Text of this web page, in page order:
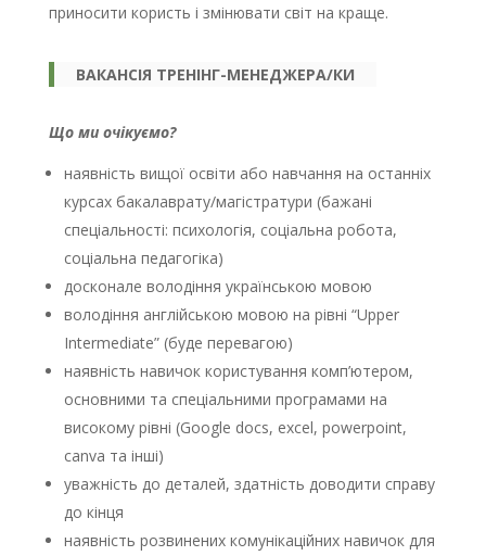
приносити користь і змінювати світ на краще.
ВАКАНСІЯ ТРЕНІНГ-МЕНЕДЖЕРА/КИ
Що ми очікуємо?
наявність вищої освіти або навчання на останніх
курсах бакалаврату/магістратури (бажані
спеціальності: психологія, соціальна робота,
соціальна педагогіка)
досконале володіння українською мовою
володіння англійською мовою на рівні “Upper
Intermediate” (буде перевагою)
наявність навичок користування комп’ютером,
основними та спеціальними програмами на
високому рівні (Google docs, excel, powerpoint,
canva та інші)
уважність до деталей, здатність доводити справу
до кінця
наявність розвинених комунікаційних навичок для